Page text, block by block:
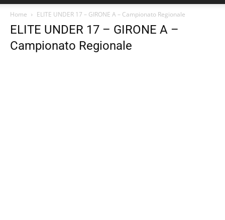
Home ELITE UNDER 17 – GIRONE A – Campionato Regionale
ELITE UNDER 17 – GIRONE A –
Campionato Regionale